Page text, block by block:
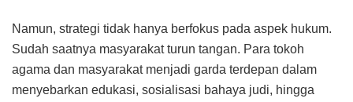
Namun, strategi tidak hanya berfokus pada aspek hukum.
Sudah saatnya masyarakat turun tangan. Para tokoh
agama dan masyarakat menjadi garda terdepan dalam
menyebarkan edukasi, sosialisasi bahaya judi, hingga